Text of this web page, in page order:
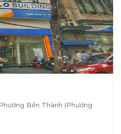
Bến Thành (Phường